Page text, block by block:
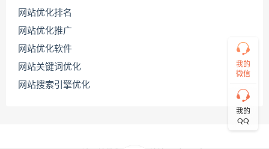
网站优化排名
网站优化推广
网站优化软件
网站关键词优化
网站搜索引擎优化
我的
微信
我的
QQ
您
的
需
切
记！
带